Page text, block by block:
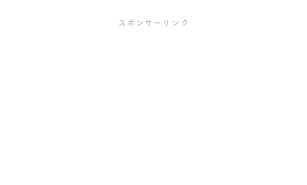
スポンサーリンク